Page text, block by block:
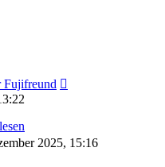
Fujifreund
2025, 15:16